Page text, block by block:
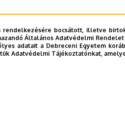
bocsátott, illetve
Általános Adatvédelmi
adatait a Debreceni Egyetem
Adatvédelmi Tájékoztatónkat,